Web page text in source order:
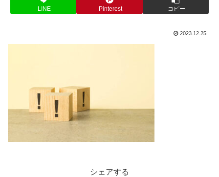
LINE Pinterest コピー
2023.12.25
シェアする